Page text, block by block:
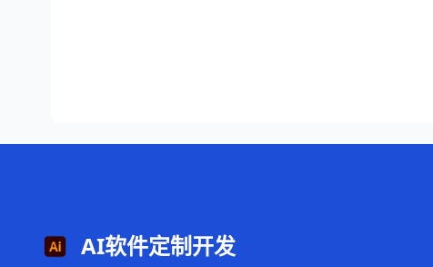
AI软件定制开发